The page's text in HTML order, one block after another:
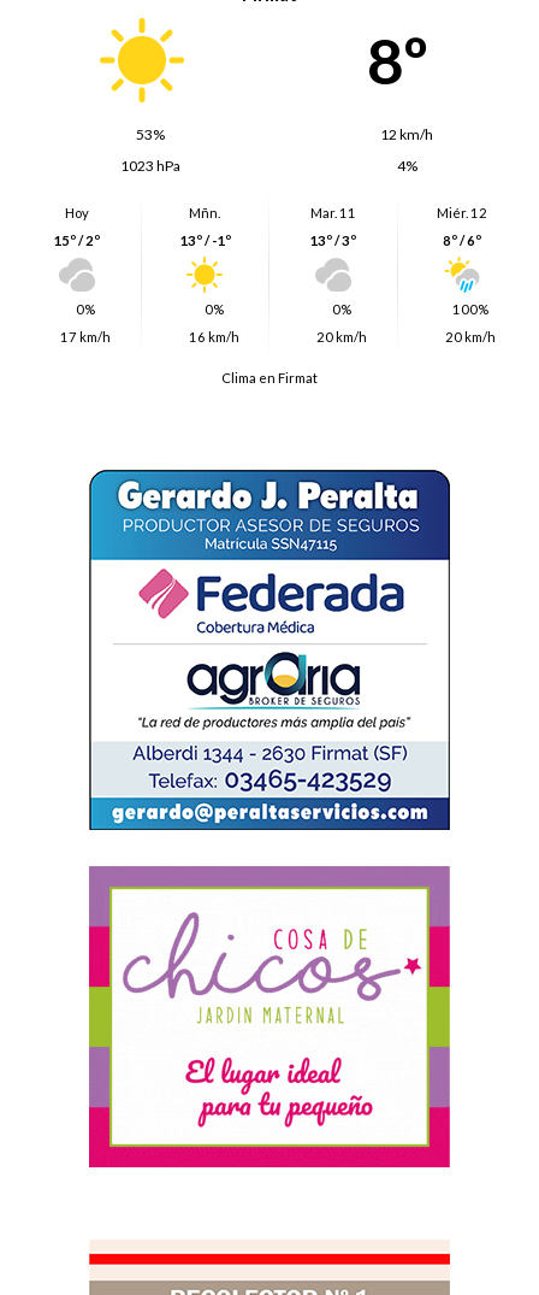
8º
53%
12 km/h
1023 hPa
4%
Hoy
15º / 2º
0%
17 km/h
Mñn.
13º / -1º
0%
16 km/h
Mar. 11
13º / 3º
0%
20 km/h
Miér. 12
8º / 6º
100%
20 km/h
Clima en Firmat